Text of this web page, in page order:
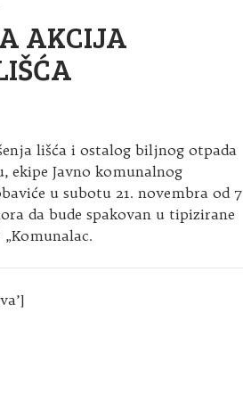
AKCIJA
lišća i ostalog biljnog otpada
ekipe Javno komunalnog
u subotu 21. novembra od 7
da bude spakovan u tipizirane
„Komunalac.